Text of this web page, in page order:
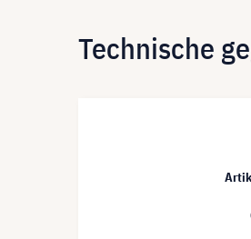
Technische